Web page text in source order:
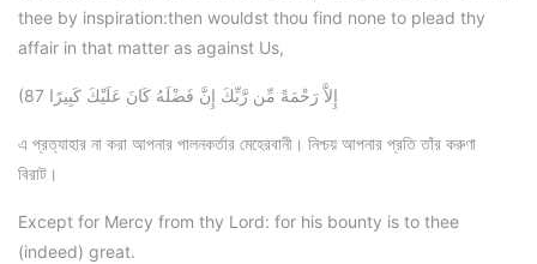
thee by inspiration:then wouldst thou find none to plead thy
affair in that matter as against Us,
(87 إِلاَّ رَحْمَةً مِّن رَّبِّكَ إِنَّ فَضْلَهُ كَانَ عَلَيْكَ كَبِيرًا
এ প্রত্যাহার না করা আপনার পালনকর্তার মেহেরবানী। নিশ্চয় আপনার প্রতি তাঁর করুণা
বিরাট।
Except for Mercy from thy Lord: for his bounty is to thee
(indeed) great.